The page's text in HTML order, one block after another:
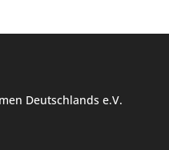
Deutschlands e.V.